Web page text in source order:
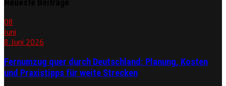
08
Juni
8. Juni 2026
Fernumzug quer durch Deutschland: Planung, Kosten
und Praxistipps für weite Strecken